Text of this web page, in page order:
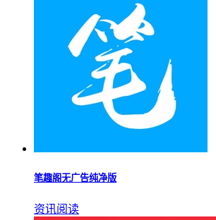
笔趣阁无广告纯净版
资讯阅读